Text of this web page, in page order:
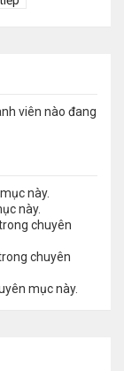
viên nào đang
này.
này.
chuyên
chuyên
mục này.